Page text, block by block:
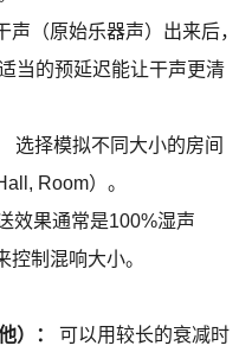
声（原始乐器声）出来后，
当的预延迟能让干声更清
选择模拟不同大小的房间
Room）。
效果通常是100%湿声
控制混响大小。
）：
可以用较长的衰减时